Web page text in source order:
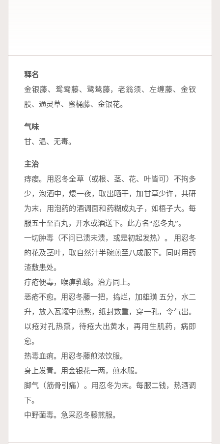
释名
金银藤、鸳鸯藤、鹭鸶藤，老翁须、左缠藤、金钗
股、通灵草、蜜桶藤、金银花。
气味
甘、温、无毒。
主治
痔瘘。用忍冬全草（或根、茎、花、叶皆可）不拘多
少，泡酒中，煨一夜，取出晒干，加甘草少许，共研
为末，用泡药的酒调面和药糊成丸子，如梧子大。每
服五十至百丸，开水或酒送下。此方名“忍冬丸”。
一切肿毒（不问已溃未溃，或是初起发热）。 用忍冬
的花及茎叶，取自然汁半碗煎至八成服下。同时用药
渣敷患处。
疔疮便毒，喉痹乳蛾。治方同上。
恶疮不愈。用忍冬藤一把，捣烂，加雄璜 五分，水二
升，放入瓦罐中煎熬，纸封数重，穿一孔，令气出。
以疮对孔热熏，待疮大出黄水，再用生肌药，病即
愈。
热毒血痢。用忍冬藤煎浓饮服。
身上发青。用金银花一两，煎水服。
脚气（筋骨引痛）。用忍冬为末。每服二钱，热酒调
下。
中野菌毒。急采忍冬藤煎服。